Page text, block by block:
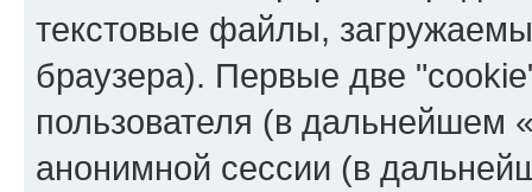
текстовые файлы,
браузера). Первые две
пользователя (в дальнейшем
анонимной сессии (в